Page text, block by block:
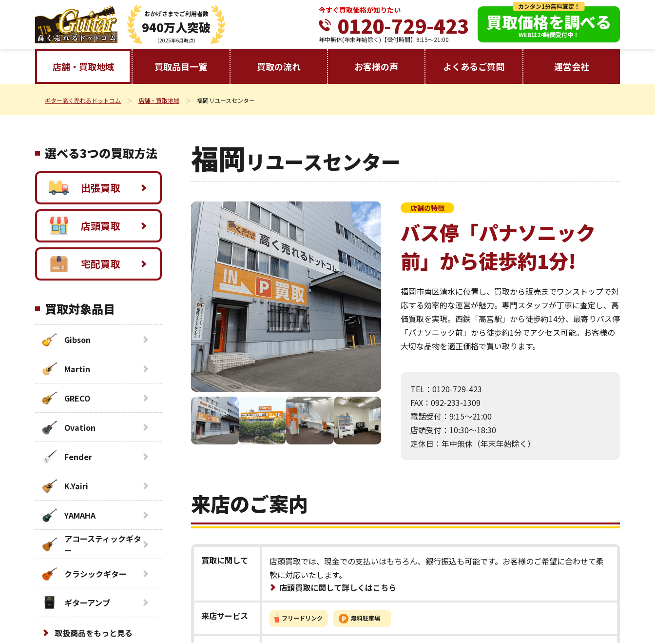
おかげさまでご利用者数
940万人突破
（2025年6月時点）
今すぐ買取価格が知りたい
0120-729-423
年中無休(年末年始除く)【受付時間】9:15～21:00
カンタン1分無料査定！
買取価格を調べる
WEBは24時間受付中！
店舗・買取地域 買取品目一覧 買取の流れ お客様の声 よくあるご質問 運営会社
ギター高く売れるドットコム 店舗・買取地域 福岡リユースセンター
福岡リユースセンター
店舗の特徴
バス停「パナソニック
前」から徒歩約1分!
福岡市南区清水に位置し、買取から販売までワンストップで対
応する効率的な運営が魅力。専門スタッフが丁寧に査定し、高
価買取を実現。西鉄「高宮駅」から徒歩約14分、最寄りバス停
「パナソニック前」から徒歩約1分でアクセス可能。お客様の
大切な品物を適正価格で買い取ります。
TEL：0120-729-423
FAX：092-233-1309
電話受付：9:15～21:00
店頭受付：10:30～18:30
定休日：年中無休（年末年始除く）
来店のご案内
買取に関して
店頭買取では、現金での支払いはもちろん、銀行振込も可能です。お客様のご希望に合わせて柔
軟に対応いたします。
店頭買取に関して詳しくはこちら
来店サービス
選べる3つの買取方法
出張買取
店頭買取
宅配買取
買取対象品目
Gibson
Martin
GRECO
Ovation
Fender
K.Yairi
YAMAHA
アコースティックギタ
ー
クラシックギター
ギターアンプ
取扱商品をもっと見る